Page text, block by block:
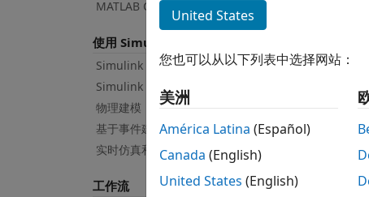
MATLAB Copilot
使用 Simulink
Simulink
Simulink Copilot
物理建模
基于事件建模
实时仿真和测试
工作流
使用
United States
您也可以从以下列表中选择网站：
美洲
América Latina (Español)
Canada (English)
United States (English)